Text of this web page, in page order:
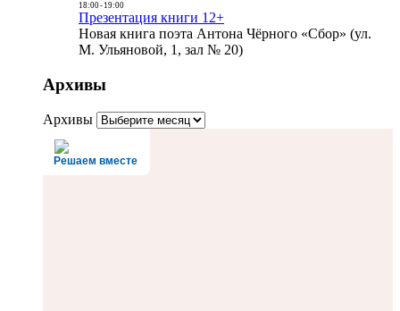
18:00- 19:00
Презентация книги 12+
Новая книга поэта Антона Чёрного «Сбор» (ул.
М. Ульяновой, 1, зал № 20)
Архивы
Архивы
Решаем вместе